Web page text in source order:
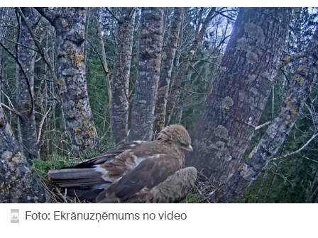
Foto: Ekrānuzņēmums no video